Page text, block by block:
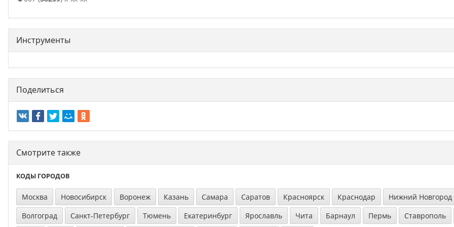
Инструменты
Поделиться
Смотрите также
КОДЫ ГОРОДОВ
Москва Новосибирск Воронеж Казань Самара Саратов Красноярск Краснодар
Нижний Новгород
Волгоград
Санкт-Петербург Тюмень Екатеринбург Ярославль Чита Барнаул Пермь Ставрополь